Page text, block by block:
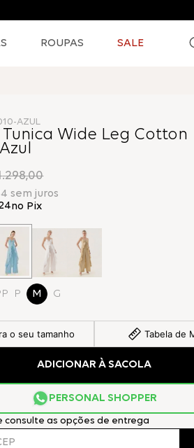
ROUPAS SALE
AZUL
Wide Leg Cotton
.298,00
sem juros
no Pix
P M G
o seu tamanho Tabela de
ADICIONAR À SACOLA
PERSONAL SHOPPER
consulte as opções de entrega